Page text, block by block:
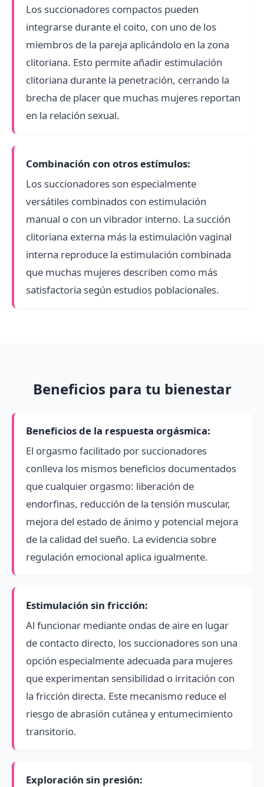
Los succionadores compactos pueden
integrarse durante el coito, con uno de los
miembros de la pareja aplicándolo en la zona
clitoriana. Esto permite añadir estimulación
clitoriana durante la penetración, cerrando la
brecha de placer que muchas mujeres reportan
en la relación sexual.
Combinación con otros estímulos:
Los succionadores son especialmente
versátiles combinados con estimulación
manual o con un vibrador interno. La succión
clitoriana externa más la estimulación vaginal
interna reproduce la estimulación combinada
que muchas mujeres describen como más
satisfactoria según estudios poblacionales.
Beneficios para tu bienestar
Beneficios de la respuesta orgásmica:
El orgasmo facilitado por succionadores
conlleva los mismos beneficios documentados
que cualquier orgasmo: liberación de
endorfinas, reducción de la tensión muscular,
mejora del estado de ánimo y potencial mejora
de la calidad del sueño. La evidencia sobre
regulación emocional aplica igualmente.
Estimulación sin fricción:
Al funcionar mediante ondas de aire en lugar
de contacto directo, los succionadores son una
opción especialmente adecuada para mujeres
que experimentan sensibilidad o irritación con
la fricción directa. Este mecanismo reduce el
riesgo de abrasión cutánea y entumecimiento
transitorio.
Exploración sin presión: